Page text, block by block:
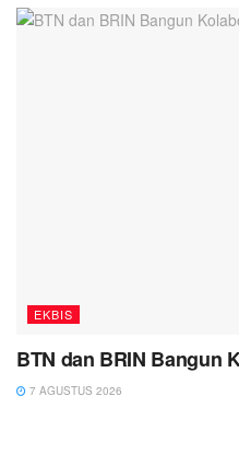
EKBIS
BTN dan BRIN Bangun
7 AGUSTUS 2026